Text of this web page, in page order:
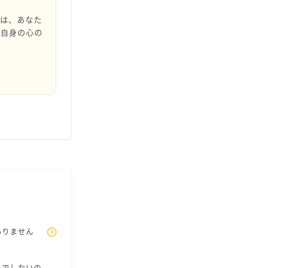
、あなた
身の心の
ません